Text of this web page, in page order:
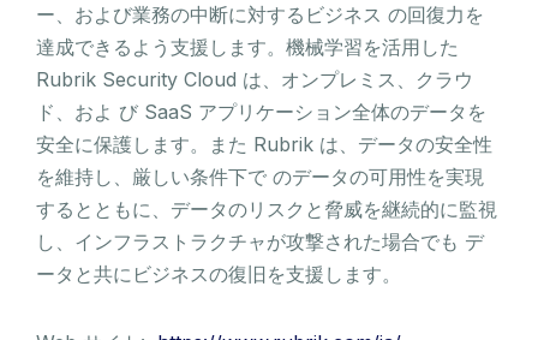
ー、および業務の中断に対するビジネス の回復力を
達成できるよう支援します。機械学習を活用した
Rubrik Security Cloud は、オンプレミス、クラウ
ド、およ び SaaS アプリケーション全体のデータを
安全に保護します。また Rubrik は、データの安全性
を維持し、厳しい条件下で のデータの可用性を実現
するとともに、データのリスクと脅威を継続的に監視
し、インフラストラクチャが攻撃された場合でも デ
ータと共にビジネスの復旧を支援します。